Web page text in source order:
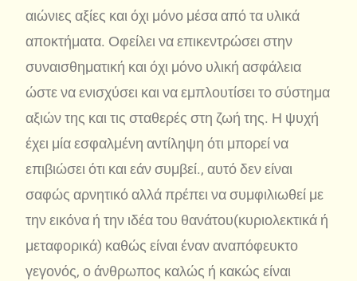
αιώνιες αξίες και όχι μόνο μέσα από τα υλικά
αποκτήματα. Οφείλει να επικεντρώσει στην
συναισθηματική και όχι μόνο υλική ασφάλεια
ώστε να ενισχύσει και να εμπλουτίσει το σύστημα
αξιών της και τις σταθερές στη ζωή της. Η ψυχή
έχει μία εσφαλμένη αντίληψη ότι μπορεί να
επιβιώσει ότι και εάν συμβεί., αυτό δεν είναι
σαφώς αρνητικό αλλά πρέπει να συμφιλιωθεί με
την εικόνα ή την ιδέα του θανάτου(κυριολεκτικά ή
μεταφορικά) καθώς είναι έναν αναπόφευκτο
γεγονός, ο άνθρωπος καλώς ή κακώς είναι